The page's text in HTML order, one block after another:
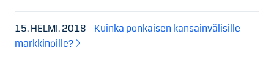
15. HELMI. 2018
Kuinka ponkaisen kansainvälisille
markkinoille?